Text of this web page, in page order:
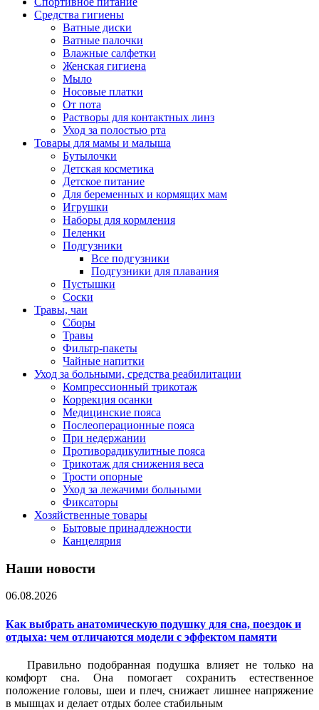
Средства гигиены
Ватные диски
Ватные палочки
Влажные салфетки
Женская гигиена
Мыло
Носовые платки
От пота
Растворы для контактных линз
Уход за полостью рта
Товары для мамы и малыша
Бутылочки
Детская косметика
Детское питание
Для беременных и кормящих мам
Игрушки
Наборы для кормления
Пеленки
Подгузники
Все подгузники
Подгузники для плавания
Пустышки
Соски
Травы, чаи
Сборы
Травы
Фильтр-пакеты
Чайные напитки
Уход за больными, средства реабилитации
Компрессионный трикотаж
Коррекция осанки
Медицинские пояса
Послеоперационные пояса
При недержании
Противорадикулитные пояса
Трикотаж для снижения веса
Трости опорные
Уход за лежачими больными
Фиксаторы
Хозяйственные товары
Бытовые принадлежности
Канцелярия
Наши новости
06.08.2026
Как выбрать анатомическую подушку для сна, поездок и
отдыха: чем отличаются модели с эффектом памяти
Правильно подобранная подушка влияет не только на
комфорт сна. Она помогает сохранить естественное
положение головы, шеи и плеч, снижает лишнее напряжение
в мышцах и делает отдых более стабильным